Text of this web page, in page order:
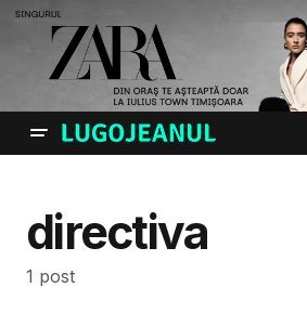
directiva
1 post